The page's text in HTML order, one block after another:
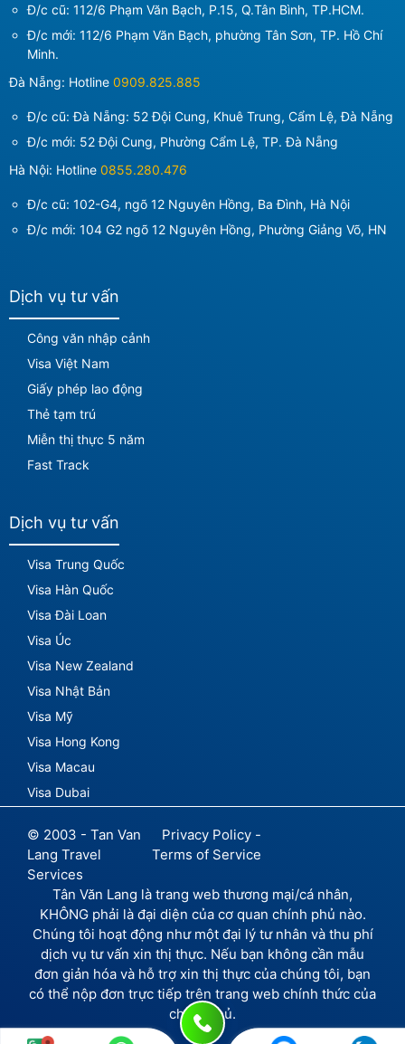
Đ/c cũ: 112/6 Phạm Văn Bạch, P.15, Q.Tân Bình, TP.HCM.
Đ/c mới: 112/6 Phạm Văn Bạch, phường Tân Sơn, TP. Hồ Chí
Minh.
Đà Nẵng: Hotline 0909.825.885
Đ/c cũ: Đà Nẵng: 52 Đội Cung, Khuê Trung, Cẩm Lệ, Đà Nẵng
Đ/c mới: 52 Đội Cung, Phường Cẩm Lệ, TP. Đà Nẵng
Hà Nội: Hotline 0855.280.476
Đ/c cũ: 102-G4, ngõ 12 Nguyên Hồng, Ba Đình, Hà Nội
Đ/c mới: 104 G2 ngõ 12 Nguyên Hồng, Phường Giảng Võ, HN
Dịch vụ tư vấn
Công văn nhập cảnh
Visa Việt Nam
Giấy phép lao động
Thẻ tạm trú
Miễn thị thực 5 năm
Fast Track
Dịch vụ tư vấn
Visa Trung Quốc
Visa Hàn Quốc
Visa Đài Loan
Visa Úc
Visa New Zealand
Visa Nhật Bản
Visa Mỹ
Visa Hong Kong
Visa Macau
Visa Dubai
© 2003 - Tan Van
Lang Travel
Services
Privacy Policy -
Terms of Service
Tân Văn Lang là trang web thương mại/cá nhân,
KHÔNG phải là đại diện của cơ quan chính phủ nào.
Chúng tôi hoạt động như một đại lý tư nhân và thu phí
dịch vụ tư vấn xin thị thực. Nếu bạn không cần mẫu
đơn giản hóa và hỗ trợ xin thị thực của chúng tôi, bạn
có thể nộp đơn trực tiếp trên trang web chính thức của
chính phủ.